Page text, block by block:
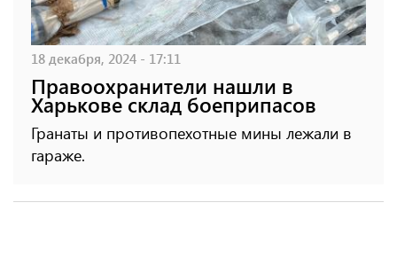
18 декабря, 2024 - 17:11
Правоохранители нашли в
Харькове склад боеприпасов
Гранаты и противопехотные мины лежали в
гараже.